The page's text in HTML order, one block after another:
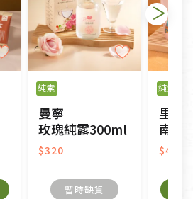
：
式儲存之商品、易於變質或損壞
法或不適合退換之商品：如
腦軟體，若產品瑕疵無法讀取僅
於送達後水洗或污損者。
褲、襪子、口罩等私人消耗性產
個人衛生用品除商品本身有瑕疵
純素
曼寧
玫瑰純露300ml
$320
暫時缺貨
純素
里仁
南非國
$400